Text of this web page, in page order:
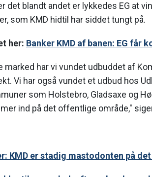
det blandt andet er lykkedes EG at
som KMD hidtil har siddet tungt på.
her: Banker KMD af banen: EG får
marked har vi vundet udbuddet af
Vi har også vundet et udbud hos
som Holstebro, Gladsaxe og
ind på det offentlige område,"
KMD er stadig mastodonten på